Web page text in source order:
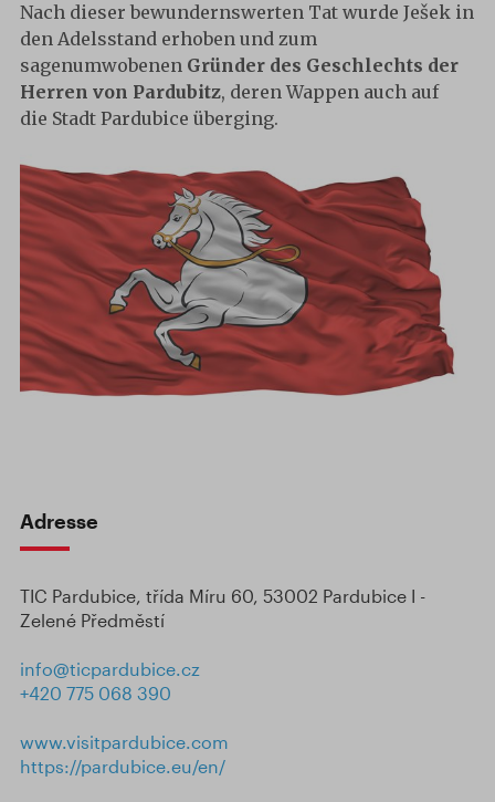
Nach dieser bewundernswerten Tat wurde Ješek in
den Adelsstand erhoben und zum
sagenumwobenen Gründer des Geschlechts der
Herren von Pardubitz, deren Wappen auch auf
die Stadt Pardubice überging.
Adresse
TIC Pardubice, třída Míru 60, 53002 Pardubice I -
Zelené Předměstí
info@ticpardubice.cz
+420 775 068 390
www.visitpardubice.com
https://pardubice.eu/en/